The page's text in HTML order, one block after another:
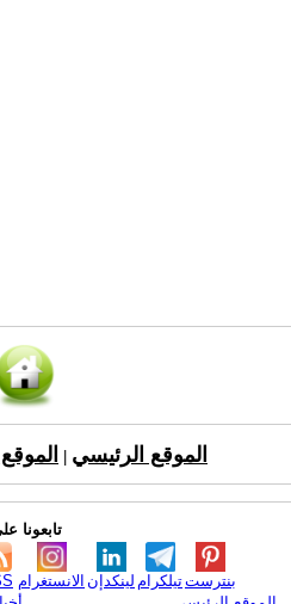
الموقع الرئيسي
تابعونا
الانستغرام لينكدإن تيلكرامبنترست